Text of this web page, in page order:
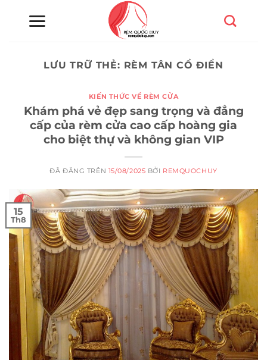
LƯU TRỮ THẺ: RÈM TÂN CỔ ĐIỂN
KIẾN THỨC VỀ RÈM CỬA
Khám phá vẻ đẹp sang trọng và đẳng
cấp của rèm cửa cao cấp hoàng gia
cho biệt thự và không gian VIP
ĐÃ ĐĂNG TRÊN 15/08/2025 BỞI REMQUOCHUY
15
Th8